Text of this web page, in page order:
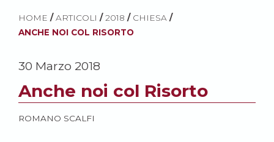
HOME / ARTICOLI / 2018 / CHIESA /
ANCHE NOI COL RISORTO
30 Marzo 2018
Anche noi col Risorto
ROMANO SCALFI